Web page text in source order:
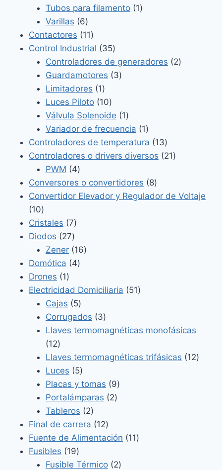
productos
Tubos para filamento 11
Varillas 66
productos
Contactores 1111
productos
Control Industrial 3535
productos
Controladores de generadores 22
Guardamotores 33
Limitadores 11
producto
Luces Piloto 1010
productos
Válvula Solenoide 11
producto
Variador de frecuencia 11
producto
Controladores de temperatura 1313
productos
Controladores o drivers diversos 2121
PWM 44
productos
Conversores o convertidores 88
productos
Convertidor Elevador y Regulador de Voltaje
1010
productos
Cristales 77
productos
Diodos 2727
productos
Zener 1616
Domótica 44
Drones 11
producto
Electricidad Domiciliaria 5151
Cajas 55
productos
Corrugados 33
productos
Llaves termomagnéticas monofásicas
1212
productos
Llaves termomagnéticas trifásicas 1212
Luces 55
productos
Placas y tomas 99
productos
Portalámparas 22
Tableros 22
productos
Final de carrera 1212
productos
Fuente de Alimentación 1111
Fusibles 1919
productos
Fusible Térmico 22